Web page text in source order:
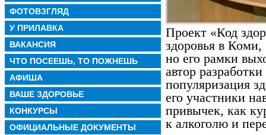
ФОТОВЗГЛЯД
У ПРИЛАВКА
ВАКАНСИЯ
ЧТО ПОСЕЕШЬ, ТО ПОЖНЕШЬ
АФИША
ВАШЕ ЗДОРОВЬЕ
КОНКУРСЫ
ОФИЦИАЛЬНЫЕ ДОКУМЕНТЫ
Проект «Код
здоровья в Коми,
но его рамки
автор
популяризация
его участники
привычек, как
к алкоголю и